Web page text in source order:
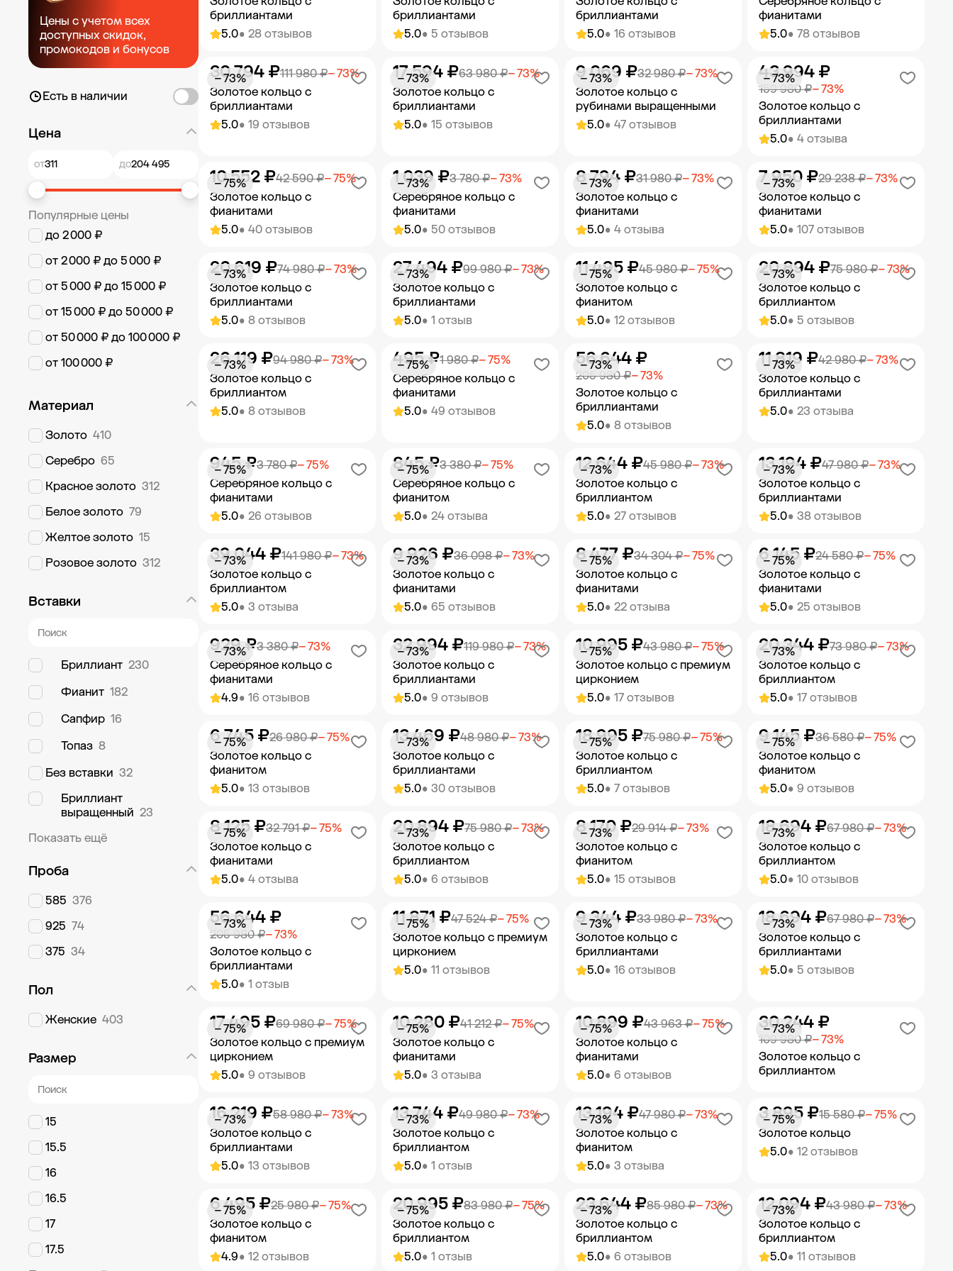
Цены с учетом всех
доступных скидок,
промокодов и бонусов
Есть в наличии
Цена
от до
Популярные цены
до 2 000 ₽
от 2 000 ₽ до 5 000 ₽
от 5 000 ₽ до 15 000 ₽
от 15 000 ₽ до 50 000 ₽
от 50 000 ₽ до 100 000 ₽
от 100 000 ₽
Материал
Золото 410
Серебро 65
Красное золото 312
Белое золото 79
Желтое золото 15
Розовое золото 312
Вставки
Бриллиант 230
Фианит 182
Сапфир 16
Топаз 8
Без вставки 32
Бриллиант
выращенный 23
Показать ещё
Проба
585 376
925 74
375 34
Пол
Женские 403
Размер
15
15.5
16
16.5
17
17.5
5.0• 28 отзывов
бриллиантами
Добавить в корзину
5.0• 5 отзывов
бриллиантами
Добавить в корзину
5.0• 16 отзывов
бриллиантами
Добавить в корзину
5.0• 78 отзывов
фианитами
Добавить в корзину
5.0• 19 отзывов
Золотое кольцо с
бриллиантами
111 980 ₽− 73%
30 794 ₽
− 73%
Добавить в корзину
5.0• 15 отзывов
Золотое кольцо с
бриллиантами
63 980 ₽− 73%
17 594 ₽
− 73%
Добавить в корзину
5.0• 47 отзывов
Золотое кольцо с
рубинами выращенными
32 980 ₽− 73%
9 069 ₽
− 73%
Добавить в корзину
5.0• 4 отзыва
Золотое кольцо с
бриллиантами
159 980 ₽− 73%
43 994 ₽
− 73%
Добавить в корзину
5.0• 40 отзывов
Золотое кольцо с
фианитами
42 590 ₽− 75%
10 552 ₽
− 75%
Добавить в корзину
5.0• 50 отзывов
Серебряное кольцо с
фианитами
3 780 ₽− 73%
1 039 ₽
− 73%
Добавить в корзину
5.0• 4 отзыва
Золотое кольцо с
фианитами
31 980 ₽− 73%
8 794 ₽
− 73%
Добавить в корзину
5.0• 107 отзывов
Золотое кольцо с
фианитами
29 238 ₽− 73%
7 950 ₽
− 73%
Добавить в корзину
5.0• 8 отзывов
Золотое кольцо с
бриллиантами
74 980 ₽− 73%
20 619 ₽
− 73%
Добавить в корзину
5.0• 1 отзыв
Золотое кольцо с
бриллиантами
99 980 ₽− 73%
27 494 ₽
− 73%
Добавить в корзину
5.0• 12 отзывов
Золотое кольцо с
фианитом
45 980 ₽− 75%
11 495 ₽
− 75%
Добавить в корзину
5.0• 5 отзывов
Золотое кольцо с
бриллиантом
75 980 ₽− 73%
20 894 ₽
− 73%
Добавить в корзину
5.0• 8 отзывов
Золотое кольцо с
бриллиантом
94 980 ₽− 73%
26 119 ₽
− 73%
Добавить в корзину
5.0• 49 отзывов
Серебряное кольцо с
фианитами
1 980 ₽− 75%
495 ₽
− 75%
Добавить в корзину
5.0• 8 отзывов
Золотое кольцо с
бриллиантами
205 980 ₽− 73%
56 644 ₽
− 73%
Добавить в корзину
5.0• 23 отзыва
Золотое кольцо с
бриллиантами
42 980 ₽− 73%
11 819 ₽
− 73%
Добавить в корзину
5.0• 26 отзывов
Серебряное кольцо с
фианитами
3 780 ₽− 75%
945 ₽
− 75%
Добавить в корзину
5.0• 24 отзыва
Серебряное кольцо с
фианитом
3 380 ₽− 75%
845 ₽
− 75%
Добавить в корзину
5.0• 27 отзывов
Золотое кольцо с
бриллиантом
45 980 ₽− 73%
12 644 ₽
− 73%
Добавить в корзину
5.0• 38 отзывов
Золотое кольцо с
бриллиантами
47 980 ₽− 73%
13 194 ₽
− 73%
Добавить в корзину
5.0• 3 отзыва
Золотое кольцо с
бриллиантом
141 980 ₽− 73%
39 044 ₽
− 73%
Добавить в корзину
5.0• 65 отзывов
Золотое кольцо с
фианитами
36 098 ₽− 73%
9 926 ₽
− 73%
Добавить в корзину
5.0• 22 отзыва
Золотое кольцо с
фианитами
34 304 ₽− 75%
8 477 ₽
− 75%
Добавить в корзину
5.0• 25 отзывов
Золотое кольцо с
фианитами
24 580 ₽− 75%
6 145 ₽
− 75%
Добавить в корзину
4.9• 16 отзывов
Серебряное кольцо с
фианитами
3 380 ₽− 73%
929 ₽
− 73%
Добавить в корзину
5.0• 9 отзывов
Золотое кольцо с
бриллиантами
119 980 ₽− 73%
32 994 ₽
− 73%
Добавить в корзину
5.0• 17 отзывов
Золотое кольцо с премиум
цирконием
43 980 ₽− 75%
10 995 ₽
− 75%
Добавить в корзину
5.0• 17 отзывов
Золотое кольцо с
бриллиантом
73 980 ₽− 73%
20 344 ₽
− 73%
Добавить в корзину
5.0• 13 отзывов
Золотое кольцо с
фианитом
26 980 ₽− 75%
6 745 ₽
− 75%
Добавить в корзину
5.0• 30 отзывов
Золотое кольцо с
бриллиантами
48 980 ₽− 73%
13 469 ₽
− 73%
Добавить в корзину
5.0• 7 отзывов
Золотое кольцо с
бриллиантом
75 980 ₽− 75%
18 995 ₽
− 75%
Добавить в корзину
5.0• 9 отзывов
Золотое кольцо с
фианитом
36 580 ₽− 75%
9 145 ₽
− 75%
Добавить в корзину
5.0• 4 отзыва
Золотое кольцо с
фианитами
32 791 ₽− 75%
8 125 ₽
− 75%
Добавить в корзину
5.0• 6 отзывов
Золотое кольцо с
бриллиантом
75 980 ₽− 73%
20 894 ₽
− 73%
Добавить в корзину
5.0• 15 отзывов
Золотое кольцо с
фианитом
29 914 ₽− 73%
8 170 ₽
− 73%
Добавить в корзину
5.0• 10 отзывов
Золотое кольцо с
бриллиантом
67 980 ₽− 73%
18 694 ₽
− 73%
Добавить в корзину
5.0• 1 отзыв
Золотое кольцо с
бриллиантами
205 980 ₽− 73%
56 644 ₽
− 73%
Добавить в корзину
5.0• 11 отзывов
Золотое кольцо с премиум
цирконием
47 524 ₽− 75%
11 871 ₽
− 75%
Добавить в корзину
5.0• 16 отзывов
Золотое кольцо с
бриллиантами
33 980 ₽− 73%
9 344 ₽
− 73%
Добавить в корзину
5.0• 5 отзывов
Золотое кольцо с
бриллиантами
67 980 ₽− 73%
18 694 ₽
− 73%
Добавить в корзину
5.0• 9 отзывов
Золотое кольцо с премиум
цирконием
69 980 ₽− 75%
17 495 ₽
− 75%
Добавить в корзину
5.0• 3 отзыва
Золотое кольцо с
фианитами
41 212 ₽− 75%
10 280 ₽
− 75%
Добавить в корзину
5.0• 6 отзывов
Золотое кольцо с
фианитами
43 963 ₽− 75%
10 899 ₽
− 75%
Добавить в корзину
Золотое кольцо с
бриллиантом
109 980 ₽− 73%
30 244 ₽
− 73%
Добавить в корзину
5.0• 13 отзывов
Золотое кольцо с
бриллиантами
58 980 ₽− 73%
16 219 ₽
− 73%
Добавить в корзину
5.0• 1 отзыв
Золотое кольцо с
бриллиантом
49 980 ₽− 73%
13 744 ₽
− 73%
Добавить в корзину
5.0• 3 отзыва
Золотое кольцо с
фианитом
47 980 ₽− 73%
13 194 ₽
− 73%
Добавить в корзину
5.0• 12 отзывов
Золотое кольцо
15 580 ₽− 75%
3 895 ₽
− 75%
Добавить в корзину
4.9• 12 отзывов
Золотое кольцо с
фианитом
25 980 ₽− 75%
6 495 ₽
− 75%
5.0• 1 отзыв
Золотое кольцо с
бриллиантом
83 980 ₽− 75%
20 995 ₽
− 75%
5.0• 6 отзывов
Золотое кольцо с
бриллиантом
85 980 ₽− 73%
23 644 ₽
− 73%
5.0• 11 отзывов
Золотое кольцо с
бриллиантом
43 980 ₽− 73%
12 094 ₽
− 73%